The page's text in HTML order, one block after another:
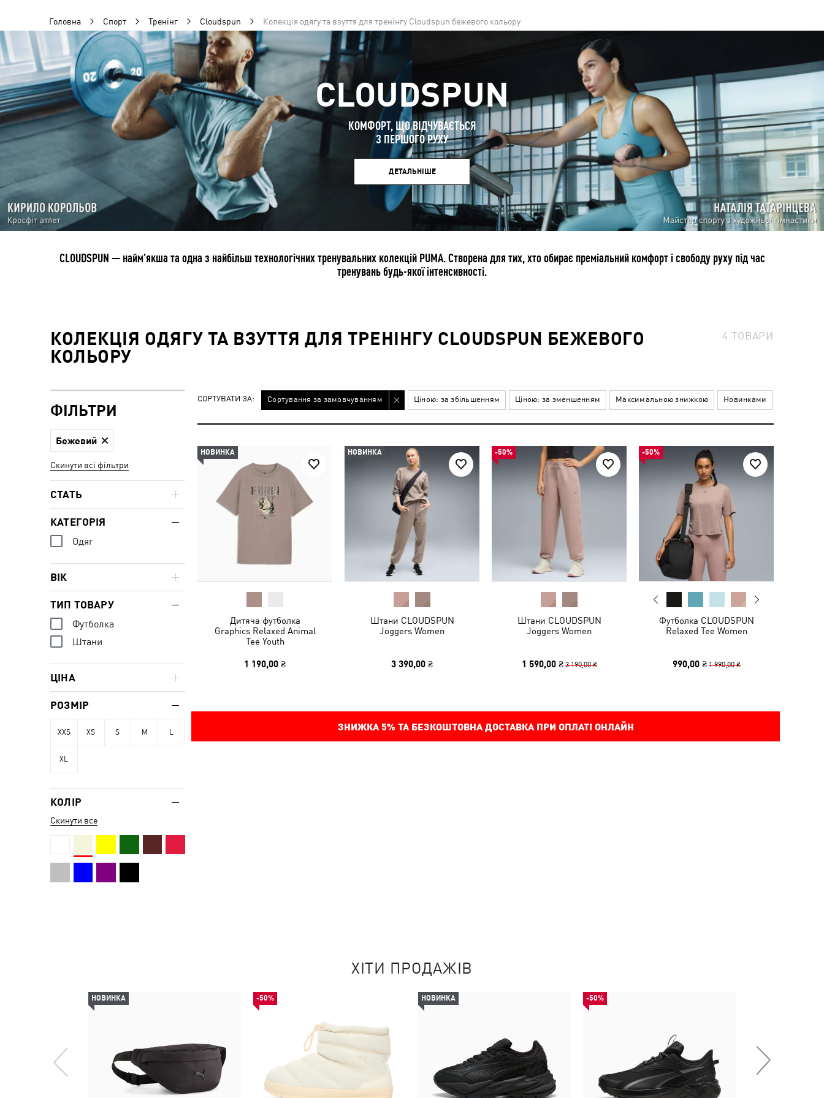
Головна Спорт Тренінг Cloudspun Колекція одягу та взуття для тренінгу Cloudspun бежевого кольору
CLOUDSPUN
КОМФОРТ, ЩО ВІДЧУВАЄТЬСЯ
З ПЕРШОГО РУХУ
ДЕТАЛЬНІШЕ
CLOUDSPUN — найм’якша та одна з найбільш технологічних тренувальних колекцій PUMA. Створена для тих, хто обирає преміальний комфорт і свободу руху під час
тренувань будь-якої інтенсивності.
КОЛЕКЦІЯ ОДЯГУ ТА ВЗУТТЯ ДЛЯ ТРЕНІНГУ CLOUDSPUN БЕЖЕВОГО
КОЛЬОРУ
4ТОВАРИ
СОРТУВАТИ ЗА: Сортування за замовчуванням Ціною: за збільшенням Ціною: за зменшенням Максимальною знижкою Новинками
НОВИНКА
Дитяча футболка
Graphics Relaxed Animal
Tee Youth
1 190,00 ₴
НОВИНКА
Штани CLOUDSPUN
Joggers Women
3 390,00 ₴
-50%
Штани CLOUDSPUN
Joggers Women
1 590,00 ₴ 3 190,00 ₴
-50%
Футболка CLOUDSPUN
Relaxed Tee Women
990,00 ₴ 1 990,00 ₴
ЗНИЖКА 5% ТА БЕЗКОШТОВНА ДОСТАВКА ПРИ ОПЛАТІ ОНЛАЙН
ФІЛЬТРИ
Бежевий
Скинути всі фільтри
СТАТЬ
КАТЕГОРІЯ
Одяг
ВІК
ТИП ТОВАРУ
Футболка
Штани
ЦІНА
РОЗМІР
XXS XS S M L
XL
КОЛІР
Скинути все
ХІТИ ПРОДАЖІВ
НОВИНКА -50% НОВИНКА -50%